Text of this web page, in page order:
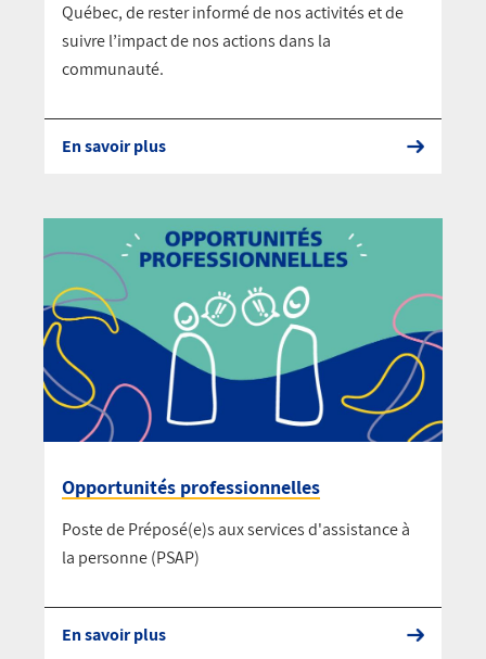
Québec, de rester informé de nos activités et de
suivre l’impact de nos actions dans la
communauté.
En savoir plus
Opportunités professionnelles
Poste de Préposé(e)s aux services d'assistance à
la personne (PSAP)
En savoir plus